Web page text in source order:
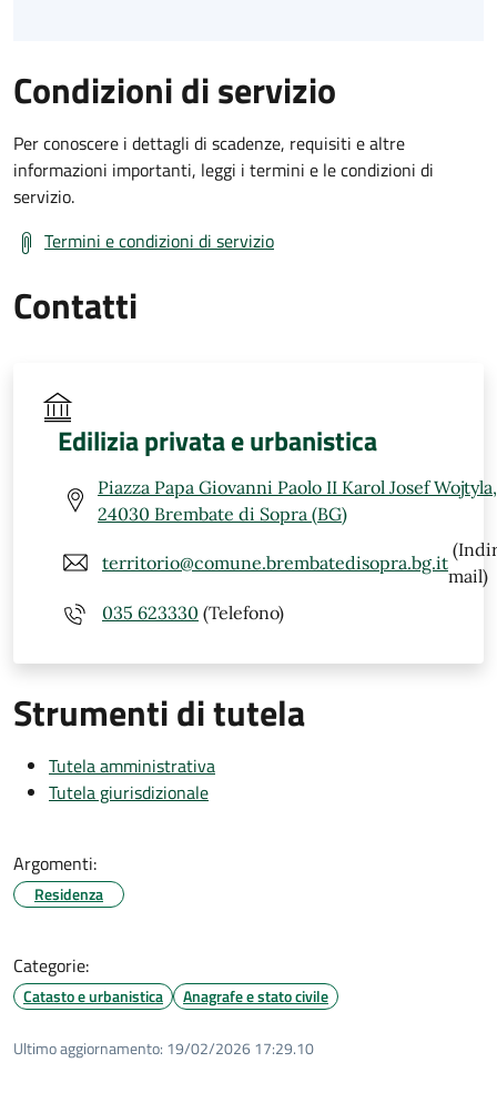
Condizioni di servizio
Per conoscere i dettagli di scadenze, requisiti e altre
informazioni importanti, leggi i termini e le condizioni di
servizio.
Termini e condizioni di servizio
Contatti
Edilizia privata e urbanistica
Piazza Papa Giovanni Paolo II Karol Josef
24030 Brembate di Sopra (BG)
territorio@comune.brembatedisopra.bg.it
mail)
035 623330 (Telefono)
Strumenti di tutela
Tutela amministrativa
Tutela giurisdizionale
Argomenti:
Residenza
Categorie:
Catasto e urbanistica Anagrafe e stato civile
Ultimo aggiornamento: 19/02/2026 17:29.10